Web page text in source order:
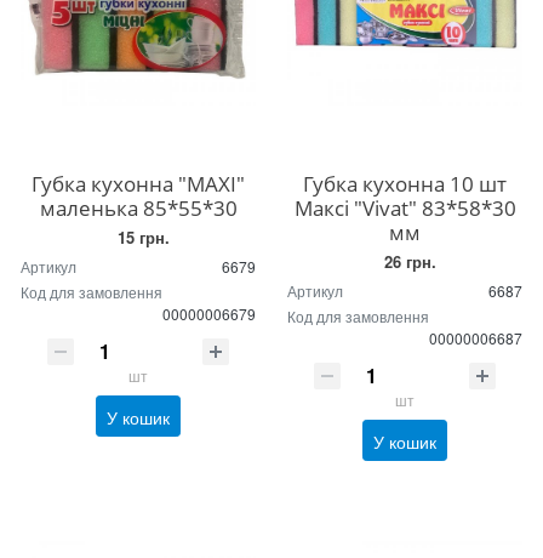
Губка кухонна "МAXI"
маленька 85*55*30
15 грн.
Артикул
6679
Код для замовлення
00000006679
шт
У кошик
Губка кухонна 10 шт
Максі "Vivat" 83*58*30
мм
26 грн.
Артикул
6687
Код для замовлення
00000006687
шт
У кошик